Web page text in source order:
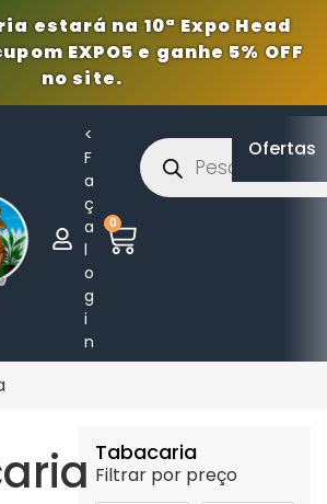
estará na 10ª Expo Head
EXPO5 e ganhe 5% OFF
no site.
<
F
a
ç
a
l
o
g
i
n
0
Ofertas
Tabacaria
Filtrar por preço